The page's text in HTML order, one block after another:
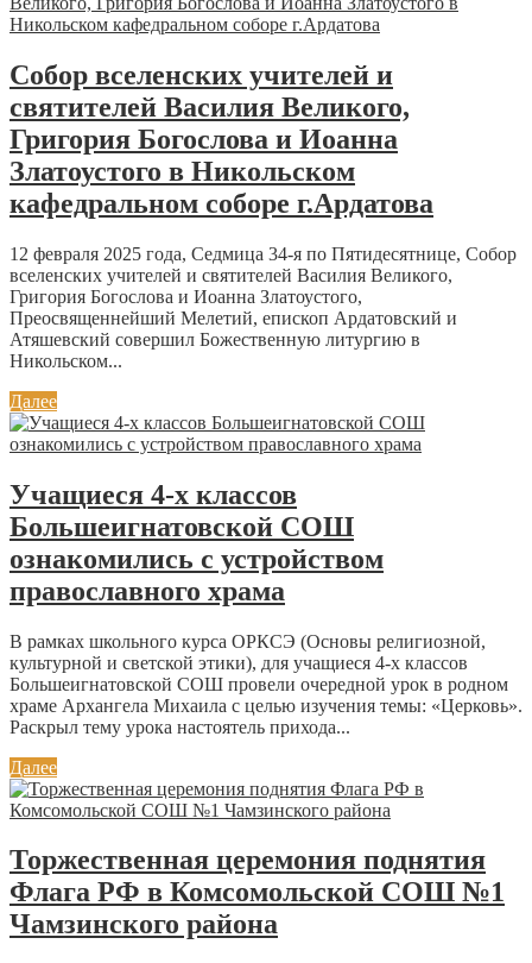
Собор вселенских учителей и
святителей Василия Великого,
Григория Богослова и Иоанна
Златоустого в Никольском
кафедральном соборе г.Ардатова
12 февраля 2025 года, Седмица 34-я по Пятидесятнице, Собор
вселенских учителей и святителей Василия Великого,
Григория Богослова и Иоанна Златоустого,
Преосвященнейший Мелетий, епископ Ардатовский и
Атяшевский совершил Божественную литургию в
Никольском...
Далее
Учащиеся 4-х классов
Большеигнатовской СОШ
ознакомились с устройством
православного храма
В рамках школьного курса ОРКСЭ (Основы религиозной,
культурной и светской этики), для учащиеся 4-х классов
Большеигнатовской СОШ провели очередной урок в родном
храме Архангела Михаила с целью изучения темы: «Церковь».
Раскрыл тему урока настоятель прихода...
Далее
Торжественная церемония поднятия
Флага РФ в Комсомольской СОШ №1
Чамзинского района